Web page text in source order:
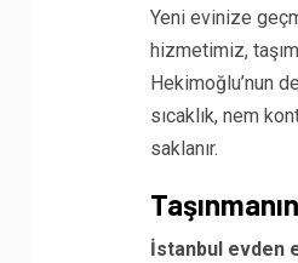
Yeni evinize
hizmetimiz,
Hekimoğlu’nun
sıcaklık, nem
saklanır.
İstanbul evden